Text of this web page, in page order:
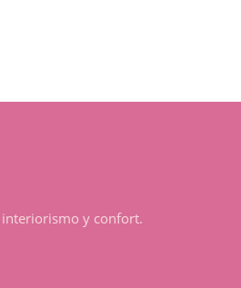
interiorismo y confort.